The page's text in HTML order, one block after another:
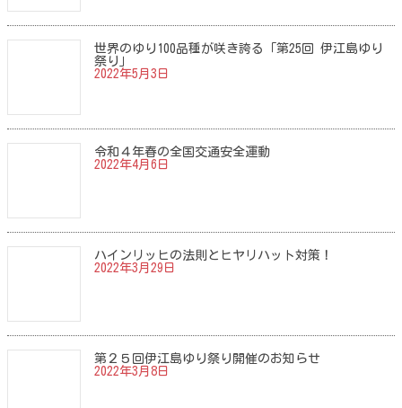
世界のゆり100品種が咲き誇る「第25回 伊江島ゆり
祭り」
2022年5月3日
令和４年春の全国交通安全運動
2022年4月6日
ハインリッヒの法則とヒヤリハット対策！
2022年3月29日
第２５回伊江島ゆり祭り開催のお知らせ
2022年3月8日